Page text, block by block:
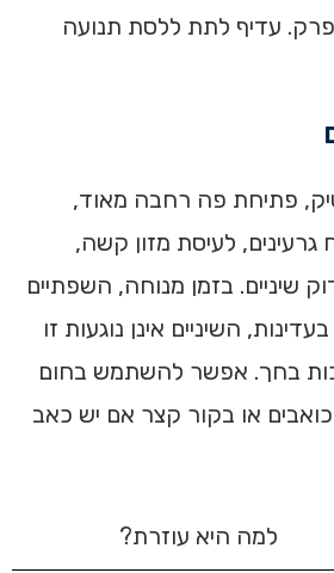
עדיף לתת ללסת תנועה
פתיחת פה רחבה מאוד,
גרעינים, לעיסת מזון קשה,
שיניים. בזמן מנוחה, השפתיים
השיניים אינן נוגעות זו
בחך. אפשר להשתמש בחום
כואבים או בקור קצר אם יש כאב
למה היא עוזרת?